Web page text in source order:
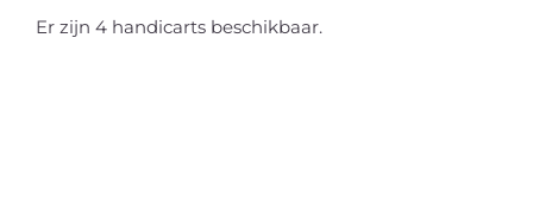
Er zijn 4 handicarts beschikbaar.